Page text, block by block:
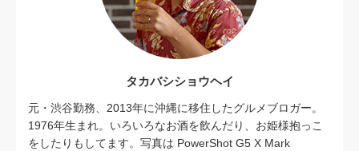
タカバシショウヘイ
元・渋谷勤務、2013年に沖縄に移住したグルメブロガー。
1976年生まれ。いろいろなお酒を飲んだり、お姫様抱っこ
をしたりもしてます。写真は PowerShot G5 X Mark